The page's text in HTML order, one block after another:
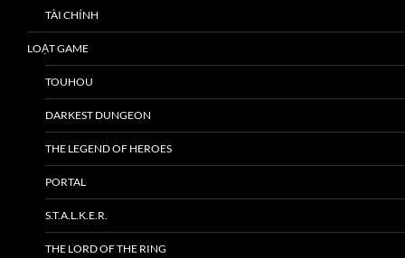
TÀI CHÍNH
LOẠT GAME
TOUHOU
DARKEST DUNGEON
THE LEGEND OF HEROES
PORTAL
S.T.A.L.K.E.R.
THE LORD OF THE RING